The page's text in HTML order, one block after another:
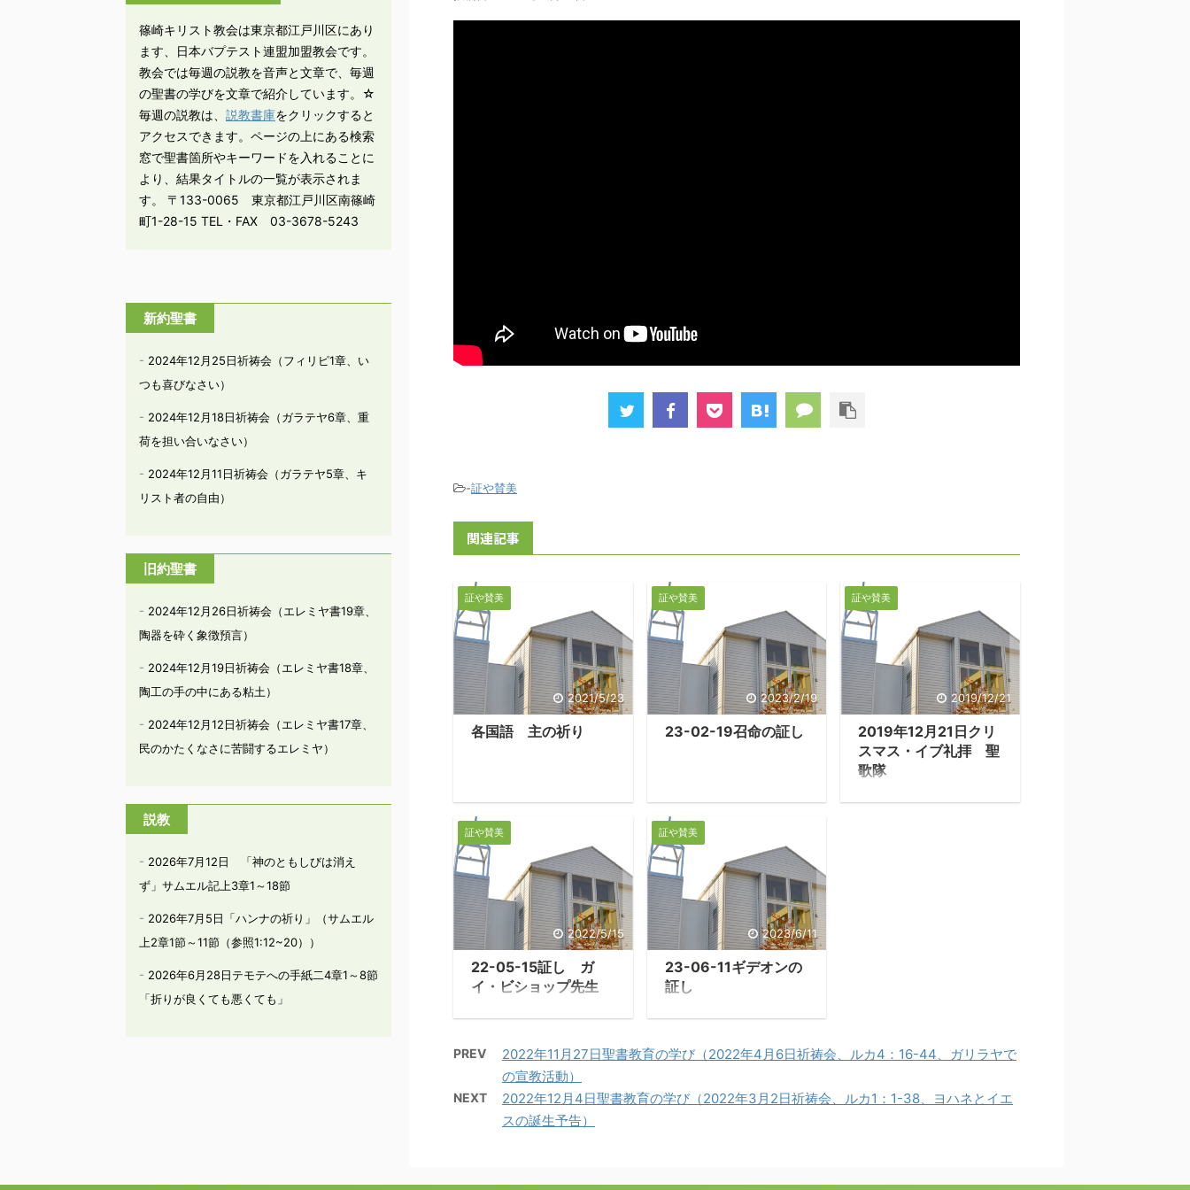
-証や賛美
関連記事
証や賛美
2021/5/23
各国語 主の祈り
証や賛美
2023/2/19
23-02-19召命の証し
証や賛美
2019/12/21
2019年12月21日クリ
スマス・イブ礼拝 聖
歌隊
証や賛美
2022/5/15
22-05-15証し ガ
イ・ビショップ先生
証や賛美
2023/6/11
23-06-11ギデオンの
証し
PREV
2022年11月27日聖書教育の学び（2022年4月6日祈祷会、ルカ4：16-44、ガリラヤで
の宣教活動）
NEXT
2022年12月4日聖書教育の学び（2022年3月2日祈祷会、ルカ1：1-38、ヨハネとイエ
スの誕生予告）
篠崎キリスト教会は東京都江戸川区にあり
ます、日本バプテスト連盟加盟教会です。
教会では毎週の説教を音声と文章で、毎週
の聖書の学びを文章で紹介しています。☆
毎週の説教は、 説教書庫をクリックすると
アクセスできます。ページの上にある検索
窓で聖書箇所やキーワードを入れることに
より、結果タイトルの一覧が表示されま
す。 〒133-0065 東京都江戸川区南篠崎
町1-28-15 TEL・FAX 03-3678-5243
新約聖書
2024年12月25日祈祷会（フィリピ1章、い
つも喜びなさい）
2024年12月18日祈祷会（ガラテヤ6章、重
荷を担い合いなさい）
2024年12月11日祈祷会（ガラテヤ5章、キ
リスト者の自由）
旧約聖書
2024年12月26日祈祷会（エレミヤ書19章、
陶器を砕く象徴預言）
2024年12月19日祈祷会（エレミヤ書18章、
陶工の手の中にある粘土）
2024年12月12日祈祷会（エレミヤ書17章、
民のかたくなさに苦闘するエレミヤ）
説教
2026年7月12日 「神のともしびは消え
ず」サムエル記上3章1～18節
2026年7月5日「ハンナの祈り」（サムエル
上2章1節～11節（参照1:12~20））
2026年6月28日テモテへの手紙二4章1～8節
「折りが良くても悪くても」